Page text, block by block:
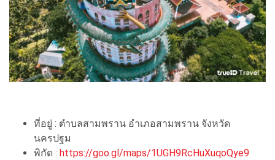
ที่อยู่ : ตำบลสามพราน อำเภอสามพราน จังหวัด
นครปฐม
พิกัด : https://goo.gl/maps/1UGH9RcHuXuqoQye9